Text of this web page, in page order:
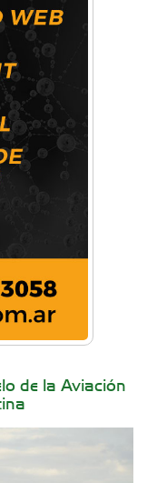
Peña
de la Aviación